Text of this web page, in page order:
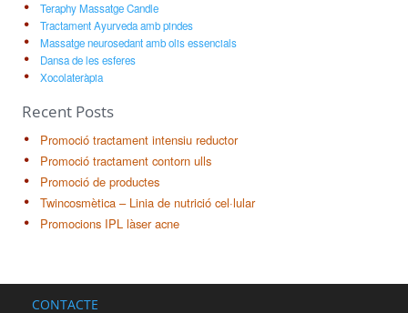
Teraphy Massatge Candle
Tractament Ayurveda amb pindes
Massatge neurosedant amb olis essencials
Dansa de les esferes
Xocolateràpia
Recent Posts
Promoció tractament intensiu reductor
Promoció tractament contorn ulls
Promoció de productes
Twincosmètica – Linia de nutrició cel·lular
Promocions IPL làser acne
CONTACTE